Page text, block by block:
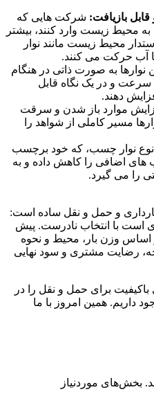
بازیافت: شرکت‌ هایی که
محیط زیست وارد کنند، بیشتر
محیط زیست مانند نوار
آب حرکت می ‌کنند.
نوارها به صورت ذاتی در هنگام
سرعت و در یک نگاه قابل
دهند.
موارد باز شدن و سرقت
مسیر کاملی از شواهد را
نوع نوار چسب، که خود برچسب
های اضافی را کاهش داده و به
را می‌ گیرد.
و حمل ‌و نقل ساده است:
است با انتخاب نادرست. پیش
اساس وزن بار، محیط و نحوه
رضایت مشتری و سود نهایی
برای حمل ‌و نقل را در
داریم. همین امروز با ما
بخش‌های موردنیاز